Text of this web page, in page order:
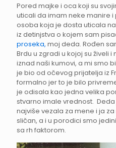
Pored majke i oca koji su
uticali da imam neke manire
osoba koja je dosta uticala
iz detinjstva o kojem sam
proseka, moj deda. Rođen
Brdu u zgradi u kojoj su živeli
iznad naši kumovi, a mi smo
je bio od očevog prijatelja iz
formalno jer to je bilo
je odisala kao jedna velika
stvarno imale vrednost.
najviše vezala za mene i ja
sličan, a i u porodici smo
sa rh faktorom.